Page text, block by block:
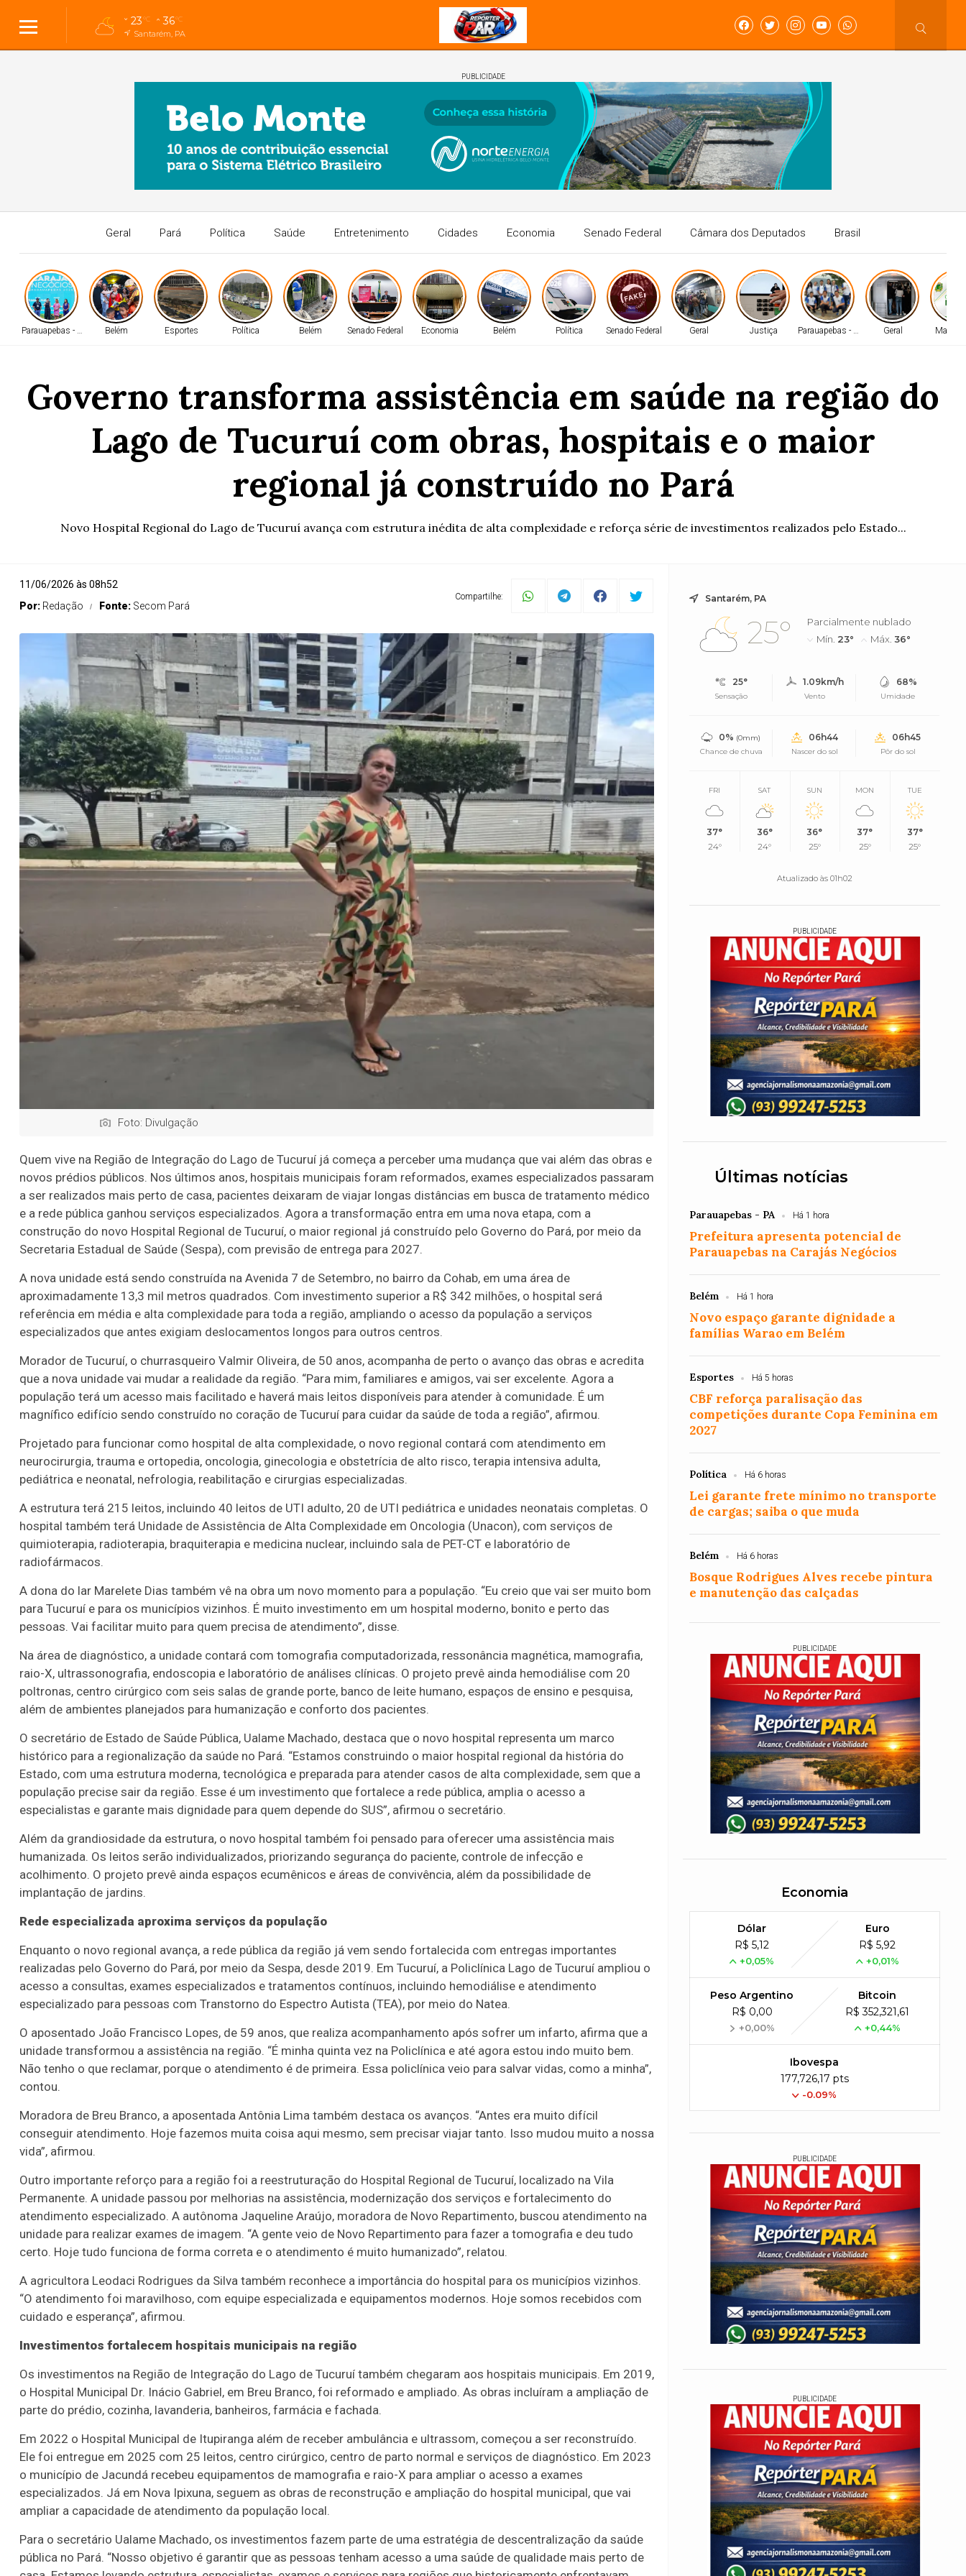
23°C 36°C
Santarém, PA
PUBLICIDADE
Geral Pará Política Saúde Entretenimento Cidades Economia Senado Federal Câmara dos Deputados Brasil
Parauapebas - PA Belém Esportes Política Belém Senado Federal Economia Belém Política Senado Federal Geral Justiça Parauapebas - PA Geral Marabá
Governo transforma assistência em saúde na região do
Lago de Tucuruí com obras, hospitais e o maior
regional já construído no Pará
Novo Hospital Regional do Lago de Tucuruí avança com estrutura inédita de alta complexidade e reforça série de investimentos realizados pelo Estado...
11/06/2026 às 08h52
Por: Redação Fonte: Secom Pará
Compartilhe:
Foto: Divulgação
Quem vive na Região de Integração do Lago de Tucuruí já começa a perceber uma mudança que vai além das obras e
novos prédios públicos. Nos últimos anos, hospitais municipais foram reformados, exames especializados passaram
a ser realizados mais perto de casa, pacientes deixaram de viajar longas distâncias em busca de tratamento médico
e a rede pública ganhou serviços especializados. Agora a transformação entra em uma nova etapa, com a
construção do novo Hospital Regional de Tucuruí, o maior regional já construído pelo Governo do Pará, por meio da
Secretaria Estadual de Saúde (Sespa), com previsão de entrega para 2027.
A nova unidade está sendo construída na Avenida 7 de Setembro, no bairro da Cohab, em uma área de
aproximadamente 13,3 mil metros quadrados. Com investimento superior a R$ 342 milhões, o hospital será
referência em média e alta complexidade para toda a região, ampliando o acesso da população a serviços
especializados que antes exigiam deslocamentos longos para outros centros.
Morador de Tucuruí, o churrasqueiro Valmir Oliveira, de 50 anos, acompanha de perto o avanço das obras e acredita
que a nova unidade vai mudar a realidade da região. “Para mim, familiares e amigos, vai ser excelente. Agora a
população terá um acesso mais facilitado e haverá mais leitos disponíveis para atender à comunidade. É um
magnífico edifício sendo construído no coração de Tucuruí para cuidar da saúde de toda a região”, afirmou.
Projetado para funcionar como hospital de alta complexidade, o novo regional contará com atendimento em
neurocirurgia, trauma e ortopedia, oncologia, ginecologia e obstetrícia de alto risco, terapia intensiva adulta,
pediátrica e neonatal, nefrologia, reabilitação e cirurgias especializadas.
A estrutura terá 215 leitos, incluindo 40 leitos de UTI adulto, 20 de UTI pediátrica e unidades neonatais completas. O
hospital também terá Unidade de Assistência de Alta Complexidade em Oncologia (Unacon), com serviços de
quimioterapia, radioterapia, braquiterapia e medicina nuclear, incluindo sala de PET-CT e laboratório de
radiofármacos.
A dona do lar Marelete Dias também vê na obra um novo momento para a população. “Eu creio que vai ser muito bom
para Tucuruí e para os municípios vizinhos. É muito investimento em um hospital moderno, bonito e perto das
pessoas. Vai facilitar muito para quem precisa de atendimento”, disse.
Na área de diagnóstico, a unidade contará com tomografia computadorizada, ressonância magnética, mamografia,
raio-X, ultrassonografia, endoscopia e laboratório de análises clínicas. O projeto prevê ainda hemodiálise com 20
poltronas, centro cirúrgico com seis salas de grande porte, banco de leite humano, espaços de ensino e pesquisa,
além de ambientes planejados para humanização e conforto dos pacientes.
O secretário de Estado de Saúde Pública, Ualame Machado, destaca que o novo hospital representa um marco
histórico para a regionalização da saúde no Pará. “Estamos construindo o maior hospital regional da história do
Estado, com uma estrutura moderna, tecnológica e preparada para atender casos de alta complexidade, sem que a
população precise sair da região. Esse é um investimento que fortalece a rede pública, amplia o acesso a
especialistas e garante mais dignidade para quem depende do SUS”, afirmou o secretário.
Além da grandiosidade da estrutura, o novo hospital também foi pensado para oferecer uma assistência mais
humanizada. Os leitos serão individualizados, priorizando segurança do paciente, controle de infecção e
acolhimento. O projeto prevê ainda espaços ecumênicos e áreas de convivência, além da possibilidade de
implantação de jardins.
Rede especializada aproxima serviços da população
Enquanto o novo regional avança, a rede pública da região já vem sendo fortalecida com entregas importantes
realizadas pelo Governo do Pará, por meio da Sespa, desde 2019. Em Tucuruí, a Policlínica Lago de Tucuruí ampliou o
acesso a consultas, exames especializados e tratamentos contínuos, incluindo hemodiálise e atendimento
especializado para pessoas com Transtorno do Espectro Autista (TEA), por meio do Natea.
O aposentado João Francisco Lopes, de 59 anos, que realiza acompanhamento após sofrer um infarto, afirma que a
unidade transformou a assistência na região. “É minha quinta vez na Policlínica e até agora estou indo muito bem.
Não tenho o que reclamar, porque o atendimento é de primeira. Essa policlínica veio para salvar vidas, como a minha”,
contou.
Moradora de Breu Branco, a aposentada Antônia Lima também destaca os avanços. “Antes era muito difícil
conseguir atendimento. Hoje fazemos muita coisa aqui mesmo, sem precisar viajar tanto. Isso mudou muito a nossa
vida”, afirmou.
Outro importante reforço para a região foi a reestruturação do Hospital Regional de Tucuruí, localizado na Vila
Permanente. A unidade passou por melhorias na assistência, modernização dos serviços e fortalecimento do
atendimento especializado. A autônoma Jaqueline Araújo, moradora de Novo Repartimento, buscou atendimento na
unidade para realizar exames de imagem. “A gente veio de Novo Repartimento para fazer a tomografia e deu tudo
certo. Hoje tudo funciona de forma correta e o atendimento é muito humanizado”, relatou.
A agricultora Leodaci Rodrigues da Silva também reconhece a importância do hospital para os municípios vizinhos.
“O atendimento foi maravilhoso, com equipe especializada e equipamentos modernos. Hoje somos recebidos com
cuidado e esperança”, afirmou.
Investimentos fortalecem hospitais municipais na região
Os investimentos na Região de Integração do Lago de Tucuruí também chegaram aos hospitais municipais. Em 2019,
o Hospital Municipal Dr. Inácio Gabriel, em Breu Branco, foi reformado e ampliado. As obras incluíram a ampliação de
parte do prédio, cozinha, lavanderia, banheiros, farmácia e fachada.
Em 2022 o Hospital Municipal de Itupiranga além de receber ambulância e ultrassom, começou a ser reconstruído.
Ele foi entregue em 2025 com 25 leitos, centro cirúrgico, centro de parto normal e serviços de diagnóstico. Em 2023
o município de Jacundá recebeu equipamentos de mamografia e raio-X para ampliar o acesso a exames
especializados. Já em Nova Ipixuna, seguem as obras de reconstrução e ampliação do hospital municipal, que vai
ampliar a capacidade de atendimento da população local.
Para o secretário Ualame Machado, os investimentos fazem parte de uma estratégia de descentralização da saúde
pública no Pará. “Nosso objetivo é garantir que as pessoas tenham acesso a uma saúde de qualidade mais perto de
Santarém, PA
25°
Parcialmente nublado
Mín. 23° Máx.36°
25°
Sensação
1.09km/h
Vento
68%
Umidade
0% (0mm)
Chance de chuva
06h44
Nascer do sol
06h45
Pôr do sol
FRI
37°
24°
SAT
36°
24°
SUN
36°
25°
MON
37°
25°
TUE
37°
25°
Atualizado às 01h02
PUBLICIDADE
Últimas notícias
Parauapebas - PA Há 1 hora
Prefeitura apresenta potencial de
Parauapebas na Carajás Negócios
Belém Há 1 hora
Novo espaço garante dignidade a
famílias Warao em Belém
Esportes Há 5 horas
CBF reforça paralisação das
competições durante Copa Feminina em
2027
Política Há 6 horas
Lei garante frete mínimo no transporte
de cargas; saiba o que muda
Belém Há 6 horas
Bosque Rodrigues Alves recebe pintura
e manutenção das calçadas
PUBLICIDADE
Economia
Dólar
R$ 5,12
+0,05%
Euro
R$ 5,92
+0,01%
Peso Argentino
R$ 0,00
+0,00%
Bitcoin
R$ 352,321,61
+0,44%
Ibovespa
177,726,17 pts
-0.09%
PUBLICIDADE
PUBLICIDADE